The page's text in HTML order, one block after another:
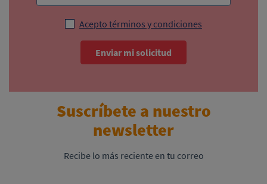
Acepto términos y condiciones
Enviar mi solicitud
Suscríbete a nuestro
newsletter
Recibe lo más reciente en tu correo